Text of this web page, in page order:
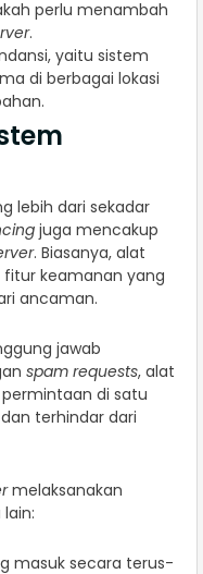
perlu menambah
.
yaitu sistem
di berbagai lokasi
lebih dari sekadar
juga mencakup
. Biasanya, alat
keamanan yang
ancaman.
jawab
spam requests, alat
di satu
terhindar dari
melaksanakan
masuk secara terus-